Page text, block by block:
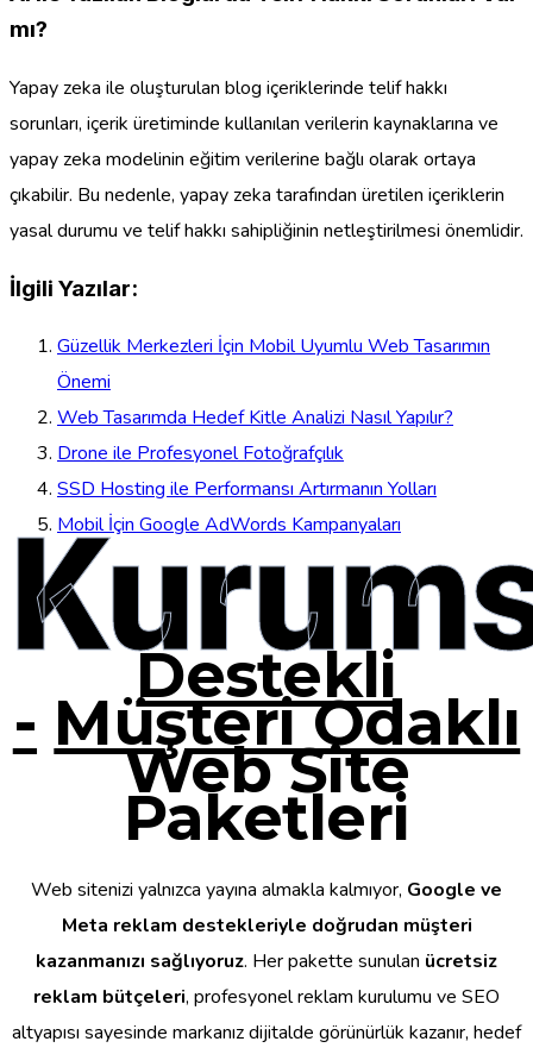
mı?
Yapay zeka ile oluşturulan blog içeriklerinde telif hakkı
sorunları, içerik üretiminde kullanılan verilerin kaynaklarına ve
yapay zeka modelinin eğitim verilerine bağlı olarak ortaya
çıkabilir. Bu nedenle, yapay zeka tarafından üretilen içeriklerin
yasal durumu ve telif hakkı sahipliğinin netleştirilmesi önemlidir.
İlgili Yazılar:
Güzellik Merkezleri İçin Mobil Uyumlu Web Tasarımın
Önemi
Web Tasarımda Hedef Kitle Analizi Nasıl Yapılır?
Drone ile Profesyonel Fotoğrafçılık
SSD Hosting ile Performansı Artırmanın Yolları
Mobil İçin Google AdWords Kampanyaları
Destekli
- Müşteri Odaklı
Web Site
Paketleri
Web sitenizi yalnızca yayına almakla kalmıyor, Google ve
Meta reklam destekleriyle doğrudan müşteri
kazanmanızı sağlıyoruz. Her pakette sunulan ücretsiz
reklam bütçeleri, profesyonel reklam kurulumu ve SEO
altyapısı sayesinde markanız dijitalde görünürlük kazanır, hedef